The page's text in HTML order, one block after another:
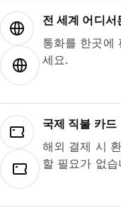
전 세계 어디서
통화를 한곳에
세요.
국제 직불 카드
해외 결제 시
할 필요가 없습